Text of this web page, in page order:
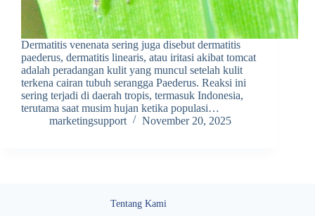
Dermatitis venenata sering juga disebut dermatitis
paederus, dermatitis linearis, atau iritasi akibat tomcat
adalah peradangan kulit yang muncul setelah kulit
terkena cairan tubuh serangga Paederus. Reaksi ini
sering terjadi di daerah tropis, termasuk Indonesia,
terutama saat musim hujan ketika populasi…
marketingsupport
November 20, 2025
Tentang Kami